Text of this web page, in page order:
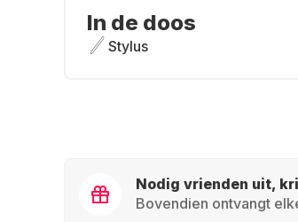
In de doos
Stylus
Nodig vrienden uit,
Bovendien ontvangt